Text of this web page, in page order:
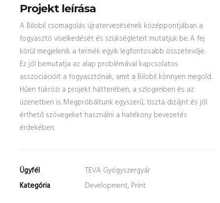
Projekt leírása
A Bilobil csomagolás újratervezésének középpontjában a
fogyasztó viselkedését és szükségleteit mutatjuk be. A fej
körül megjelenik a termék egyik legfontosabb összetevője.
Ez jól bemutatja az alap problémával kapcsolatos
asszociációit a fogyasztónak, amit a Bilobil könnyen megold.
Hűen tükrözi a projekt hátterében, a szlogenben és az
üzenetben is. Megpróbáltunk egyszerű, tiszta dizájnt és jól
érthető szövegeket használni a hatékony bevezetés
érdekében.
Ügyfél
TEVA Gyógyszergyár
Kategória
Development, Print